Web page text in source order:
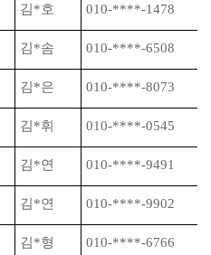
김*호 010-****-1478
김*솜 010-****-6508
김*은 010-****-8073
김*휘 010-****-0545
김*연 010-****-9491
김*연 010-****-9902
김*형 010-****-6766